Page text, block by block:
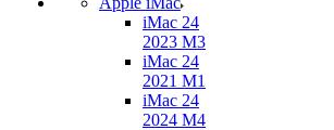
iMac 24
2023 M3
iMac 24
2021 M1
iMac 24
2024 M4